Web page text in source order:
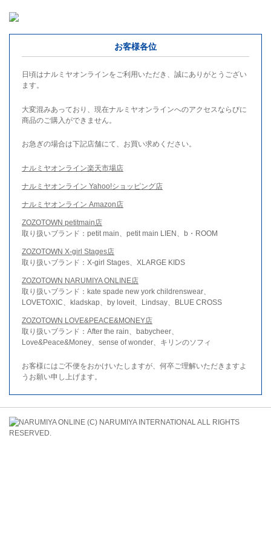
お客様各位
日頃はナルミヤオンラインをご利用いただき、誠にありがとうござい
ます。
大変混みあっており、現在ナルミヤオンラインへのアクセスならびに
商品のご購入ができません。
お急ぎの場合は下記店舗にて、お買い求めください。
ナルミヤオンライン楽天市場店
ナルミヤオンライン Yahoo!ショッピング店
ナルミヤオンライン Amazon店
ZOZOTOWN petitmain店
取り扱いブランド：petit main、petit main LIEN、b・ROOM
ZOZOTOWN X-girl Stages店
取り扱いブランド：X-girl Stages、XLARGE KIDS
ZOZOTOWN NARUMIYA ONLINE店
取り扱いブランド：kate spade new york childrenswear、
LOVETOXIC、kladskap、by loveit、Lindsay、BLUE CROSS
ZOZOTOWN LOVE&PEACE&MONEY店
取り扱いブランド：After the rain、babycheer、
Love&Peace&Money、sense of wonder、キリンのソフィ
お客様にはご不便をおかけいたしますが、何卒ご理解いただきますよ
うお願い申し上げます。